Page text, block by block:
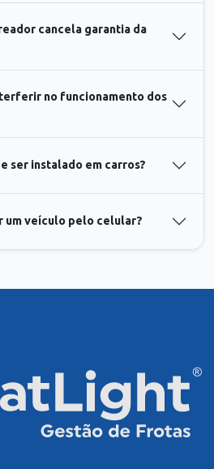
cancela garantia da
no funcionamento dos
ser instalado em carros?
um veículo pelo celular?